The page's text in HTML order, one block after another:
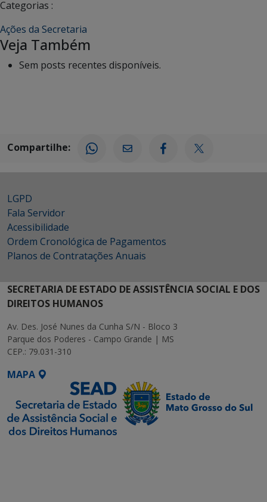
Categorias :
Ações da Secretaria
Veja Também
Sem posts recentes disponíveis.
Compartilhe:
LGPD
Fala Servidor
Acessibilidade
Ordem Cronológica de Pagamentos
Planos de Contratações Anuais
SECRETARIA DE ESTADO DE ASSISTÊNCIA SOCIAL E DOS
DIREITOS HUMANOS
Av. Des. José Nunes da Cunha S/N - Bloco 3
Parque dos Poderes - Campo Grande | MS
CEP.: 79.031-310
MAPA